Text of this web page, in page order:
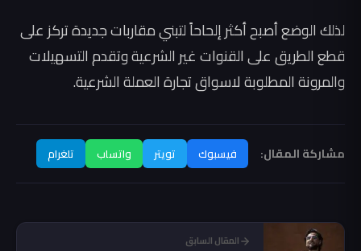
لذلك الوضع أصبح أكثر إلحاحاً لتبني مقاربات جديدة تركز على
قطع الطريق على القنوات غير الشرعية وتقدم التسهيلات
والمرونة المطلوبة لاسواق تجارة العملة الشرعية.
مشاركة المقال: فيسبوك تويتر واتساب تلغرام
المقال السابق